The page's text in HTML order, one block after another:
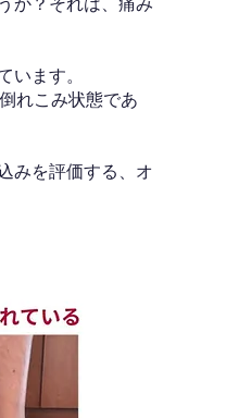
か？それは、痛み
います。
れこみ状態であ
みを評価する、オ